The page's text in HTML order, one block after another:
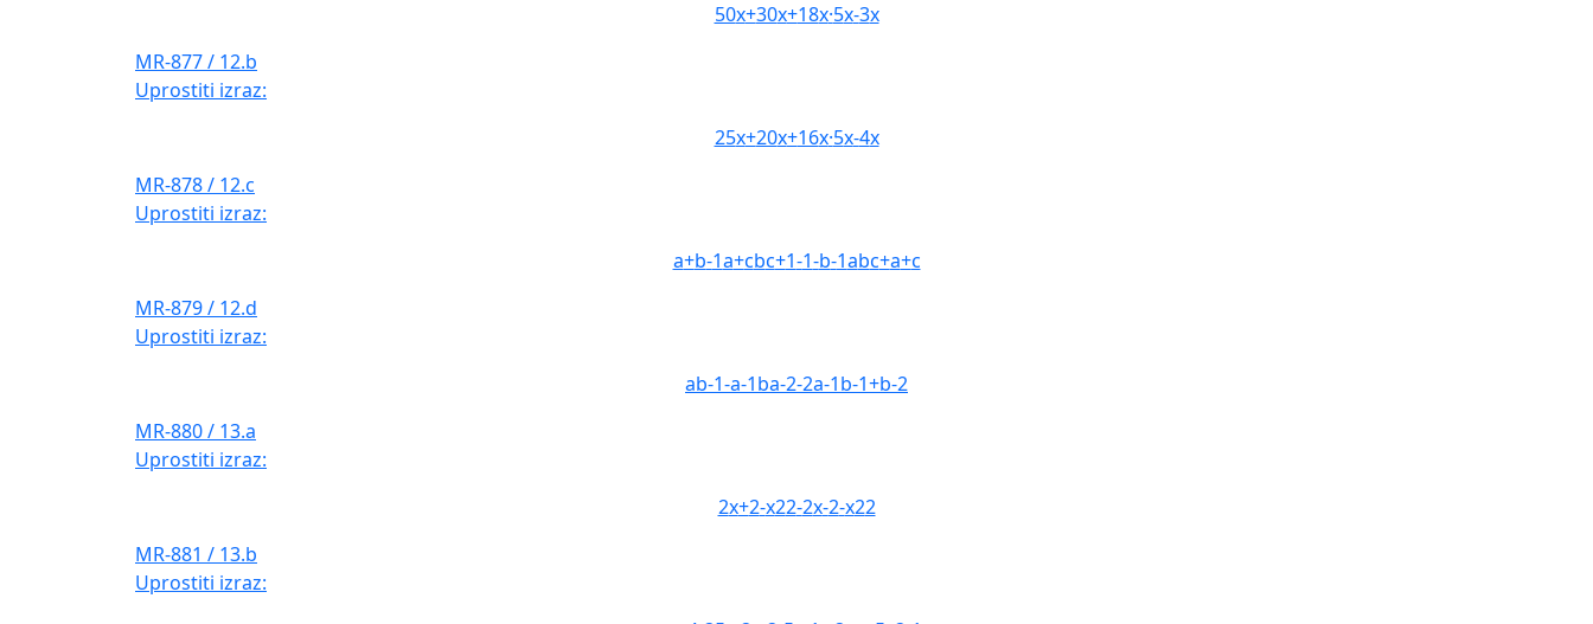
50x+30x+18x·5x-3x
MR-877 / 12.b
Uprostiti izraz:
25x+20x+16x·5x-4x
MR-878 / 12.c
Uprostiti izraz:
a+b-1a+cbc+1-1-b-1abc+a+c
MR-879 / 12.d
Uprostiti izraz:
ab-1-a-1ba-2-2a-1b-1+b-2
MR-880 / 13.a
Uprostiti izraz:
2x+2-x22-2x-2-x22
MR-881 / 13.b
Uprostiti izraz: